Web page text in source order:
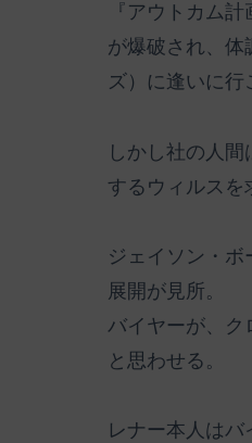
『アウトカム
が爆破され、体
ズ）に逢いに行
しかし社の人
するウィルスを
ジェイソン・
展開が見所。
バイヤーが、ク
と思わせる。
レナー本人は